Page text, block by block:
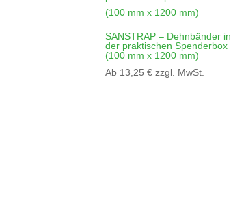
SANSTRAP – Dehnbänder in
der praktischen Spenderbox
(100 mm x 1200 mm)
Ab 13,25€ zzgl. MwSt.